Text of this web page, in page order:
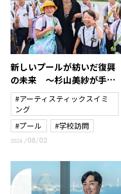
新しいプールが紡いだ復興
の未来 ～杉山美紗が手に
した新たな使命と笑顔の贈
り物～
#アーティスティックスイミ
ング
#プール
#学校訪問
2024 /08/02